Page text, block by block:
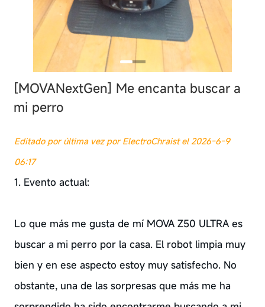
[MOVANextGen] Me encanta buscar a
mi perro
Editado por última vez por ElectroChraist el 2026-6-9
06:17
1. Evento actual:
Lo que más me gusta de mí MOVA Z50 ULTRA es
buscar a mi perro por la casa. El robot limpia muy
bien y en ese aspecto estoy muy satisfecho. No
obstante, una de las sorpresas que más me ha